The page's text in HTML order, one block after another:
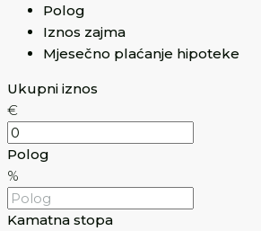
Polog
Iznos zajma
Mjesečno plaćanje hipoteke
Ukupni iznos
€
Polog
%
Kamatna stopa